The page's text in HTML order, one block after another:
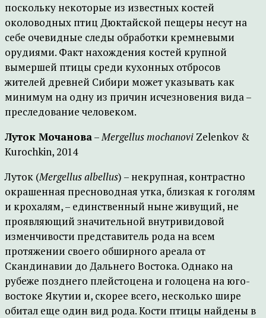
поскольку некоторые из известных костей
околоводных птиц Дюктайской пещеры несут на
себе очевидные следы обработки кремневыми
орудиями. Факт нахождения костей крупной
вымершей птицы среди кухонных отбросов
жителей древней Сибири может указывать как
минимум на одну из причин исчезновения вида –
преследование человеком.
Луток Мочанова–Mergellus mochanovi Zelenkov &
Kurochkin, 2014
Луток (Mergellus albellus) – некрупная, контрастно
окрашенная пресноводная утка, близкая к гоголям
и крохалям, – единственный ныне живущий, не
проявляющий значительной внутривидовой
изменчивости представитель рода на всем
протяжении своего обширного ареала от
Скандинавии до Дальнего Востока. Однако на
рубеже позднего плейстоцена и голоцена на юго-
востоке Якутии и, скорее всего, несколько шире
обитал еще один вид рода. Кости птицы найдены в